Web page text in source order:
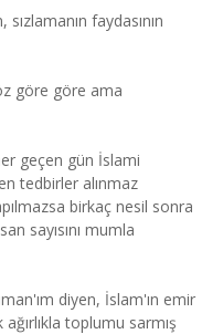
faydasının
göre göre ama
geçen gün İslami
tedbirler alınmaz
birkaç nesil sonra
sayısını mumla
diyen, İslam'ın emir
toplumu sarmış